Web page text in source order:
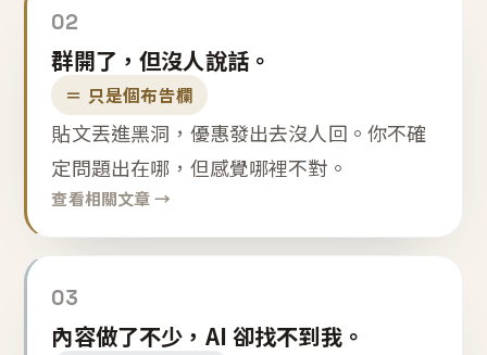
02
群開了，但沒人說話。
＝ 只是個布告欄
貼文丟進黑洞，優惠發出去沒人回。你不確
定問題出在哪，但感覺哪裡不對。
查看相關文章 →
03
內容做了不少，AI 卻找不到我。